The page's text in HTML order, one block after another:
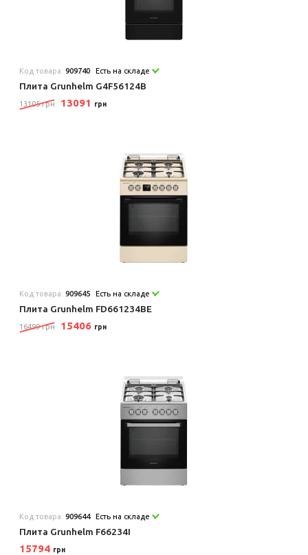
Код товара:909740 Есть на складе
Плита Grunhelm G4F56124B
13105 грн 13091 грн
Код товара:909645 Есть на складе
Плита Grunhelm FD661234BE
16499 грн 15406 грн
Код товара:909644 Есть на складе
Плита Grunhelm F66234I
15794 грн